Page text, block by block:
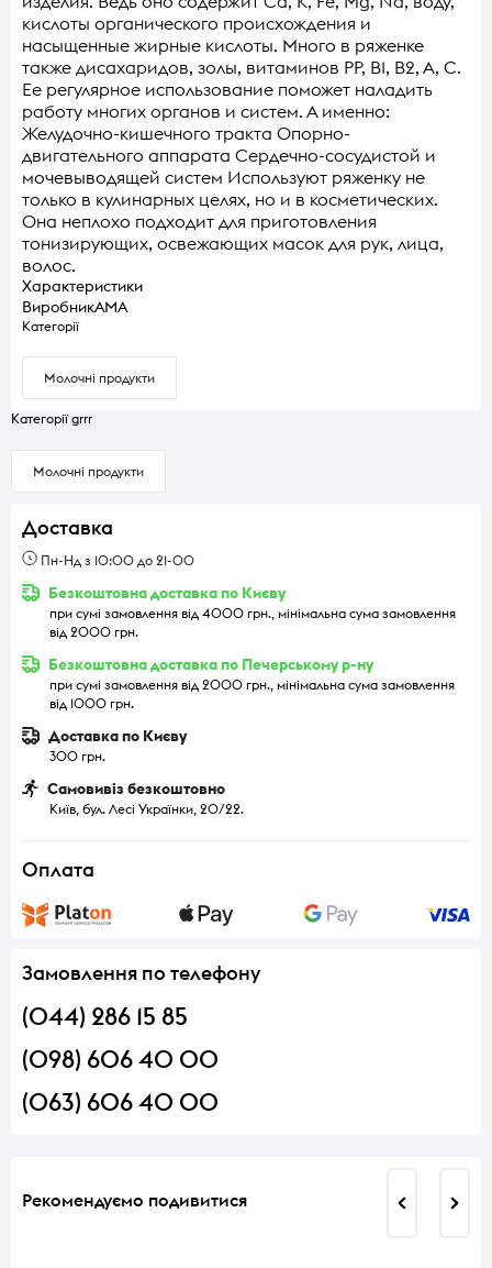
кислоты органического происхождения и
насыщенные жирные кислоты. Много в ряженке
также дисахаридов, золы, витаминов РР, В1, В2, А, С.
Ее регулярное использование поможет наладить
работу многих органов и систем. А именно:
Желудочно-кишечного тракта Опорно-
двигательного аппарата Сердечно-сосудистой и
мочевыводящей систем Используют ряженку не
только в кулинарных целях, но и в косметических.
Она неплохо подходит для приготовления
тонизирующих, освежающих масок для рук, лица,
волос.
Характеристики
ВиробникАМА
Категорії
Молочні продукти
Категорії grrr
Молочні продукти
Доставка
Пн-Нд з 10:00 до 21-00
Безкоштовна доставка по Києву
при сумі замовлення від 4000 грн., мінімальна сума замовлення
від 2000 грн.
Безкоштовна доставка по Печерському р-ну
при сумі замовлення від 2000 грн., мінімальна сума замовлення
від 1000 грн.
Доставка по Києву
300 грн.
Самовивіз безкоштовно
Київ, бул. Лесі Українки, 20/22.
Оплата
Замовлення по телефону
(044) 286 15 85
(098) 606 40 00
(063) 606 40 00
Рекомендуємо подивитися